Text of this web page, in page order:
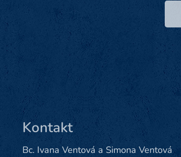
Kontakt
Bc. Ivana Ventová a Simona Ventová